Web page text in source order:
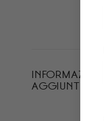
INFORMAZIONI
AGGIUNTIVE